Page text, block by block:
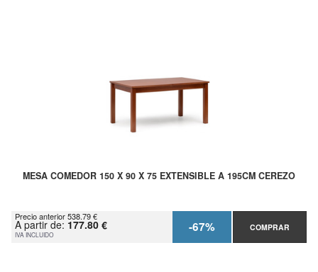
MESA COMEDOR 150 X 90 X 75 EXTENSIBLE A 195CM CEREZO
Precio anterior 538.79 €
A partir de: 177.80 €
IVA INCLUIDO -67% COMPRAR